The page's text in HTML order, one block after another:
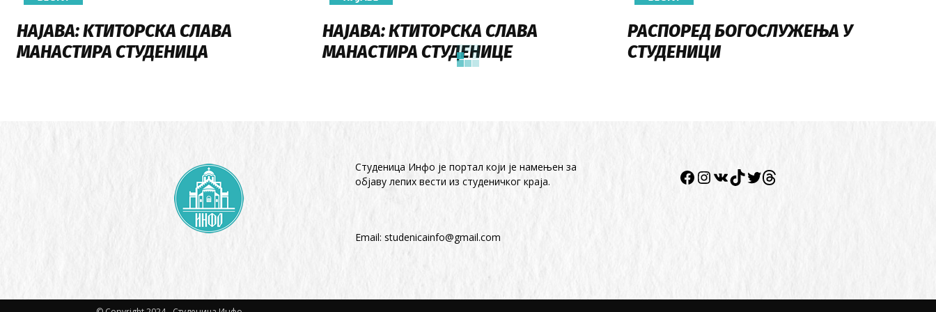
НАЈАВА: KТИТОРСКА СЛАВА
МАНАСТИРА СТУДЕНИЦA
НАЈАВА: КТИТОРСКА СЛАВА
МАНАСТИРА СТУДЕНИЦЕ
РАСПОРЕД БОГОСЛУЖЕЊА У
СТУДЕНИЦИ
Студеница Инфо је портал који је намењен за
објaву лепих вести из студеничког краја.
Email: studenicainfo@gmail.com
Facebook
Instagram
VK TikTokTwitter
Twitter